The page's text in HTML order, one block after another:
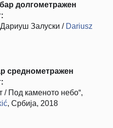
долгометражен
Залуски / Dariusz
среднометражен
/ Под каменото небо“,
, Србија, 2018